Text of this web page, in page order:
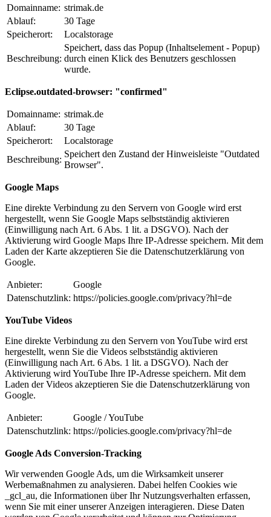
Domainname: strimak.de
Ablauf:
30 Tage
Speicherort:
Localstorage
Beschreibung:
Speichert, dass das Popup (Inhaltselement - Popup)
durch einen Klick des Benutzers geschlossen
wurde.
Eclipse.outdated-browser: "confirmed"
Domainname: strimak.de
Ablauf:
30 Tage
Speicherort:
Localstorage
Beschreibung:
Speichert den Zustand der Hinweisleiste "Outdated
Browser".
Google Maps
Eine direkte Verbindung zu den Servern von Google wird erst
hergestellt, wenn Sie Google Maps selbstständig aktivieren
(Einwilligung nach Art. 6 Abs. 1 lit. a DSGVO). Nach der
Aktivierung wird Google Maps Ihre IP-Adresse speichern. Mit dem
Laden der Karte akzeptieren Sie die Datenschutzerklärung von
Google.
Anbieter:
Google
Datenschutzlink: https://policies.google.com/privacy?hl=de
YouTube Videos
Eine direkte Verbindung zu den Servern von YouTube wird erst
hergestellt, wenn Sie die Videos selbstständig aktivieren
(Einwilligung nach Art. 6 Abs. 1 lit. a DSGVO). Nach der
Aktivierung wird YouTube Ihre IP-Adresse speichern. Mit dem
Laden der Videos akzeptieren Sie die Datenschutzerklärung von
Google.
Anbieter:
Google / YouTube
Datenschutzlink: https://policies.google.com/privacy?hl=de
Google Ads Conversion-Tracking
Wir verwenden Google Ads, um die Wirksamkeit unserer
Werbemaßnahmen zu analysieren. Dabei helfen Cookies wie
_gcl_au, die Informationen über Ihr Nutzungsverhalten erfassen,
wenn Sie mit einer unserer Anzeigen interagieren. Diese Daten